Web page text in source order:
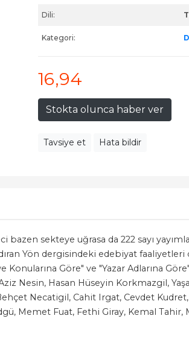
Dili:
Kategori:
16,94
Stokta olunca haber ver
Tavsiye et Hata bildir
bazen sekteye uğrasa da 222 sayı
Yön dergisindeki edebiyat faaliyetleri
Göre" ve "Yazar Adlarına
Nesin, Hasan Hüseyin Korkmazgil,
Necatigil, Cahit Irgat, Cevdet
Memet Fuat, Fethi Giray, Kemal